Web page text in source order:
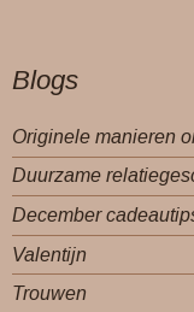
Blogs
Originele manieren
Duurzame
December
Valentijn
Trouwen